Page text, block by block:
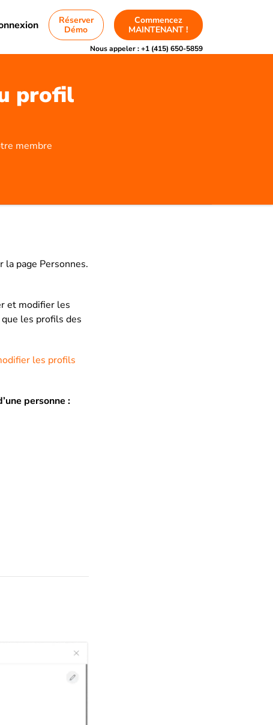
Réserver
Démo
Commencez
MAINTENANT !
Nous appeler :+1 (415) 650-5859
profil
membre
la page Personnes.
et modifier les
les profils des
les profils
personne :